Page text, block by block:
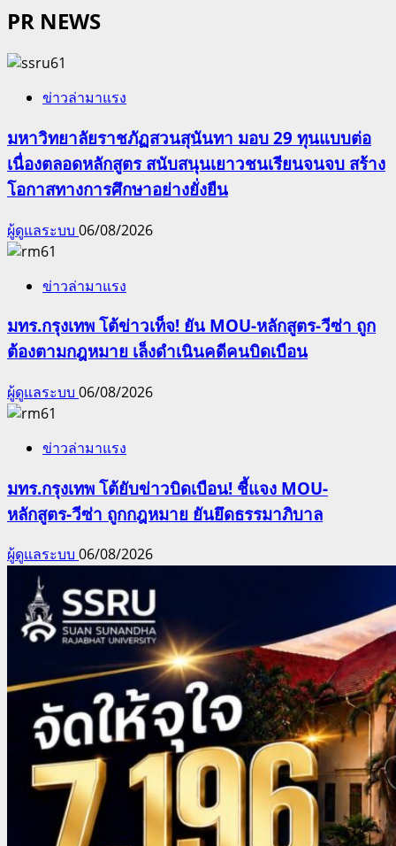
PR NEWS
ข่าวล่ามาแรง
มหาวิทยาลัยราชภัฏสวนสุนันทา มอบ 29 ทุนแบบต่อ
เนื่องตลอดหลักสูตร สนับสนุนเยาวชนเรียนจนจบ สร้าง
โอกาสทางการศึกษาอย่างยั่งยืน
ผู้ดูแลระบบ 06/08/2026
ข่าวล่ามาแรง
มทร.กรุงเทพ โต้ข่าวเท็จ! ยัน MOU-หลักสูตร-วีซ่า ถูก
ต้องตามกฎหมาย เล็งดำเนินคดีคนบิดเบือน
ผู้ดูแลระบบ 06/08/2026
ข่าวล่ามาแรง
มทร.กรุงเทพ โต้ยับข่าวบิดเบือน! ชี้แจง MOU-
หลักสูตร-วีซ่า ถูกกฎหมาย ยันยึดธรรมาภิบาล
ผู้ดูแลระบบ 06/08/2026